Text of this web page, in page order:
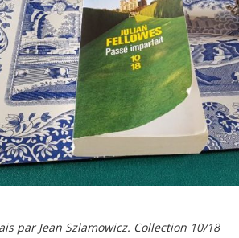
par Jean Szlamowicz. Collection 10/18